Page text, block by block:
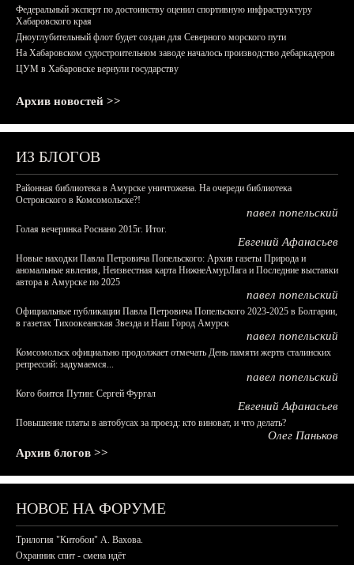
Федеральный эксперт по достоинству оценил спортивную инфраструктуру
Хабаровского края
Дноуглубительный флот будет создан для Северного морского пути
На Хабаровском судостроительном заводе началось производство дебаркадеров
ЦУМ в Хабаровске вернули государству
Архив новостей >>
ИЗ БЛОГОВ
Районная библиотека в Амурске уничтожена. На очереди библиотека
Островского в Комсомольске?!
павел попельский
Голая вечеринка Роснано 2015г. Итог.
Евгений Афанасьев
Новые находки Павла Петровича Попельского: Архив газеты Природа и
аномальные явления, Неизвестная карта НижнеАмурЛага и Последние выставки
автора в Амурске по 2025
павел попельский
Официальные публикации Павла Петровича Попельского 2023-2025 в Болгарии,
в газетах Тихоокеанская Звезда и Наш Город Амурск
павел попельский
Комсомольск официально продолжает отмечать День памяти жертв сталинских
репрессий: задумаемся...
павел попельский
Кого боится Путин: Сергей Фургал
Евгений Афанасьев
Повышение платы в автобусах за проезд: кто виноват, и что делать?
Олег Паньков
Архив блогов >>
НОВОЕ НА ФОРУМЕ
Трилогия "Китобои" А. Вахова.
Охранник спит - смена идёт